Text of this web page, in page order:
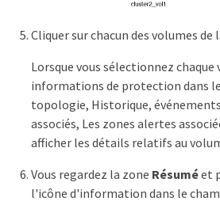
Cliquer sur chacun des volumes de
Lorsque vous sélectionnez chaque
informations de protection dans
topologie, Historique,
associés, Les zones alertes
afficher les détails relatifs au
Vous regardez la zone Résuméet
l'icône d'information dans le